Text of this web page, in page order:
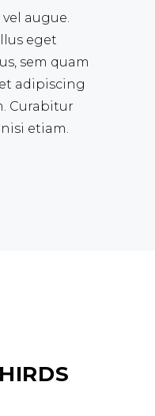
augue.
eget
sem quam
adipiscing
Curabitur
etiam.